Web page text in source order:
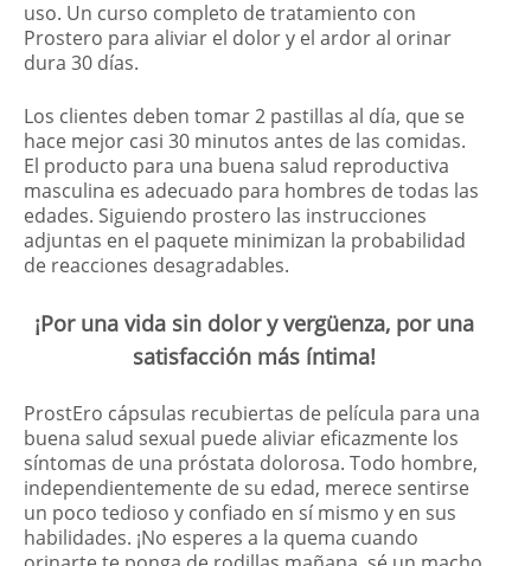
uso. Un curso completo de tratamiento con
Prostero para aliviar el dolor y el ardor al orinar
dura 30 días.
Los clientes deben tomar 2 pastillas al día, que se
hace mejor casi 30 minutos antes de las comidas.
El producto para una buena salud reproductiva
masculina es adecuado para hombres de todas las
edades. Siguiendo prostero las instrucciones
adjuntas en el paquete minimizan la probabilidad
de reacciones desagradables.
¡Por una vida sin dolor y vergüenza, por una
satisfacción más íntima!
ProstEro cápsulas recubiertas de película para una
buena salud sexual puede aliviar eficazmente los
síntomas de una próstata dolorosa. Todo hombre,
independientemente de su edad, merece sentirse
un poco tedioso y confiado en sí mismo y en sus
habilidades. ¡No esperes a la quema cuando